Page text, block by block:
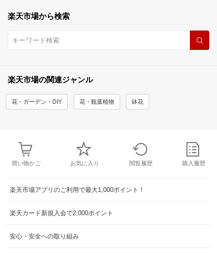
楽天市場から検索
楽天市場の関連ジャンル
花・ガーデン・DIY 花・観葉植物 鉢花
買い物かご お気に入り 閲覧履歴 購入履歴
楽天市場アプリのご利用で最大1,000ポイント！
楽天カード新規入会で2,000ポイント
安心・安全への取り組み